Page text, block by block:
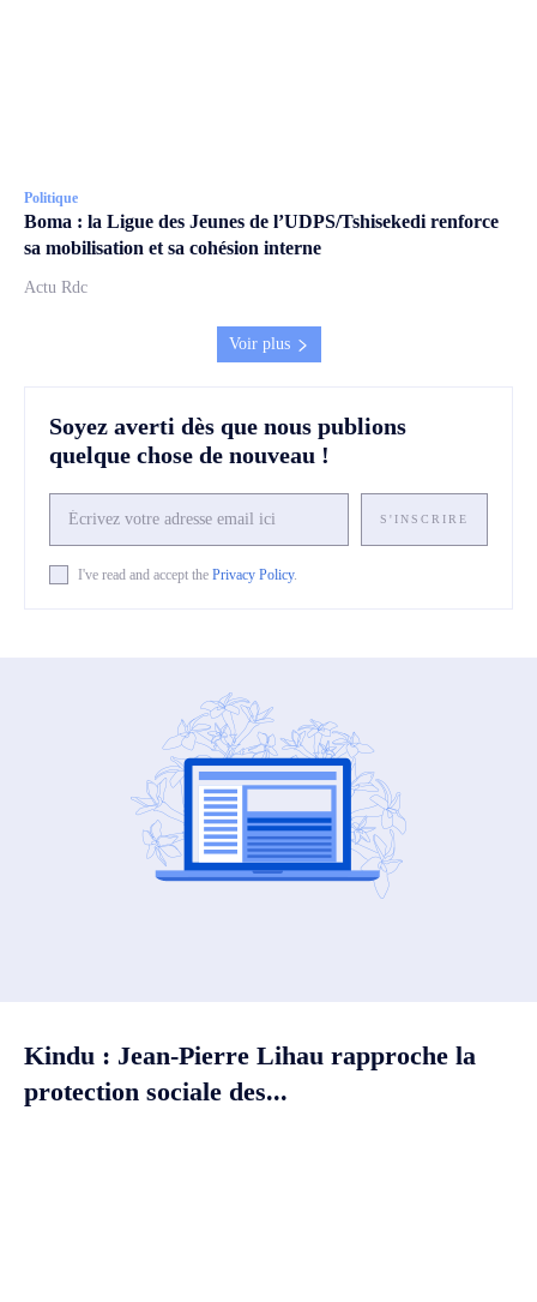
Politique
Boma : la Ligue des Jeunes de l’UDPS/Tshisekedi renforce
sa mobilisation et sa cohésion interne
Actu Rdc
Voir plus
Soyez averti dès que nous publions
quelque chose de nouveau !
S'INSCRIRE
I've read and accept the Privacy Policy.
Kindu : Jean-Pierre Lihau rapproche la
protection sociale des...